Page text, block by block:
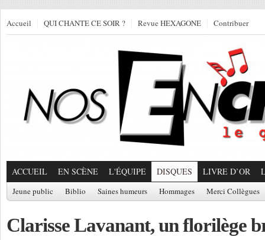
Accueil QUI CHANTE CE SOIR ? Revue HEXAGONE Contribuer
ACCUEIL EN SCÈNE L'ÉQUIPE DISQUES LIVRE D’OR
Jeune public Biblio Saines humeurs Hommages Merci Collègues
Clarisse Lavanant, un florilège